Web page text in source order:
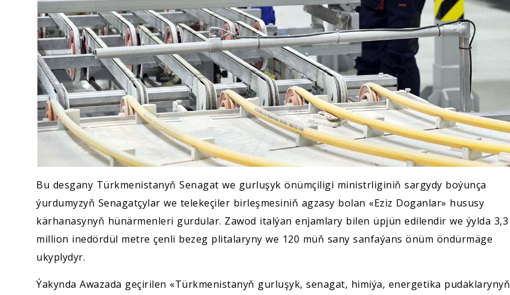
Bu desgany Türkmenistanyň Senagat we gurluşyk önümçiligi ministrliginiň sargydy boýunça
ýurdumyzyň Senagatçylar we telekeçiler birleşmesiniň agzasy bolan «Eziz Doganlar» hususy
kärhanasynyň hünärmenleri gurdular. Zawod italýan enjamlary bilen üpjün edilendir we ýylda 3,3
million inedördül metre çenli bezeg plitalaryny we 120 müň sany sanfaýans önüm öndürmäge
ukyplydyr.
Ýakynda Awazada geçirilen «Türkmenistanyň gurluşyk, senagat, himiýa, energetika pudaklarynyň